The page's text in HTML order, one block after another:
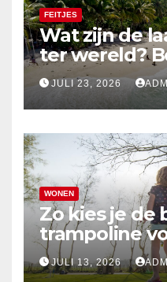
FEITJES
Wat zijn de
ter wereld?
top 10
JULI 23, 2026
WONEN
Zo kies je de
trampoline
JULI 13, 2026